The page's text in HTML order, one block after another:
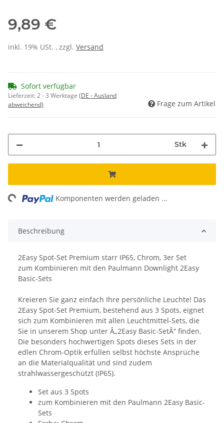
9,89 €
inkl. 19% USt. , zzgl. Versand
Sofort verfügbar
Lieferzeit:2 - 3 Werktage (DE - Ausland
abweichend)
Frage zum Artikel
Stk
Komponenten werden geladen ...
Beschreibung
2Easy Spot-Set Premium starr IP65, Chrom, 3er Set
zum Kombinieren mit den Paulmann Downlight 2Easy
Basic-Sets
Kreieren Sie ganz einfach Ihre persönliche Leuchte! Das
2Easy Spot-Set Premium, bestehend aus 3 Spots, eignet
sich zum Kombinieren mit allen Leuchtmittel-Sets, die
Sie in unserem Shop unter Â„2Easy Basic-SetÂ“ finden.
Die besonders hochwertigen Spots dieses Sets in der
edlen Chrom-Optik erfüllen selbst höchste Ansprüche
an die Materialqualität und sind zudem
strahlwassergeschützt (IP65).
Set aus 3 Spots
zum Kombinieren mit den Paulmann 2Easy Basic-
Sets